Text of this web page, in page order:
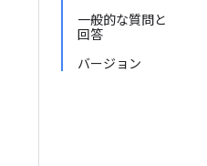
一般的な質問と
回答
バージョン